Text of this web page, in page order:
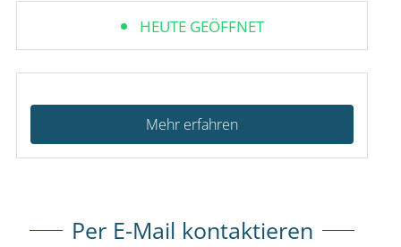
HEUTE GEÖFFNET
Mehr erfahren
Per E-Mail kontaktieren